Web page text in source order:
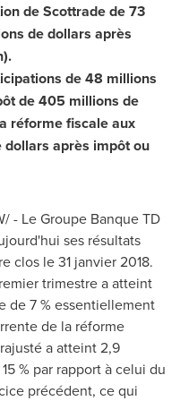
de Scottrade de 73
de dollars après
de 48 millions
de 405 millions de
réforme fiscale aux
après impôt ou
- Le Groupe Banque TD
ses résultats
clos le 31 janvier 2018.
trimestre a atteint
de 7 % essentiellement
de la réforme
a atteint 2,9
% par rapport à celui du
précédent, ce qui